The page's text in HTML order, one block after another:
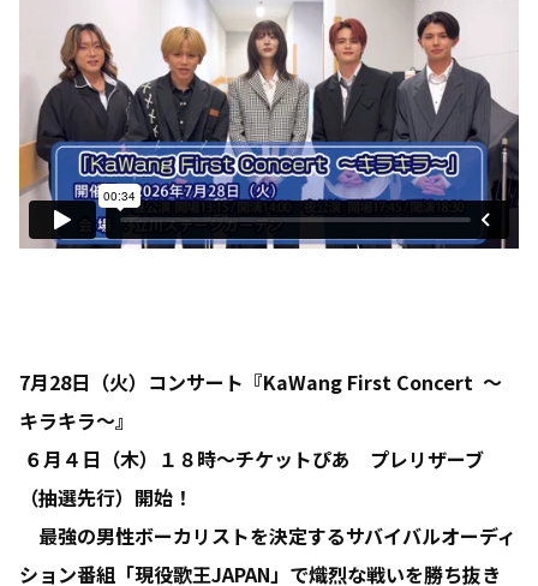
7月28日（火）コンサート『KaWang First Concert ～
キラキラ～』
６月４日（木）１８時～チケットぴあ プレリザーブ
（抽選先行）開始！
最強の男性ボーカリストを決定するサバイバルオーディ
ション番組「現役歌王JAPAN」で熾烈な戦いを勝ち抜き